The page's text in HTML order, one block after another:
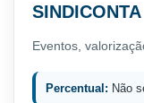
SINDICONTA
Eventos,
Percentual: Não